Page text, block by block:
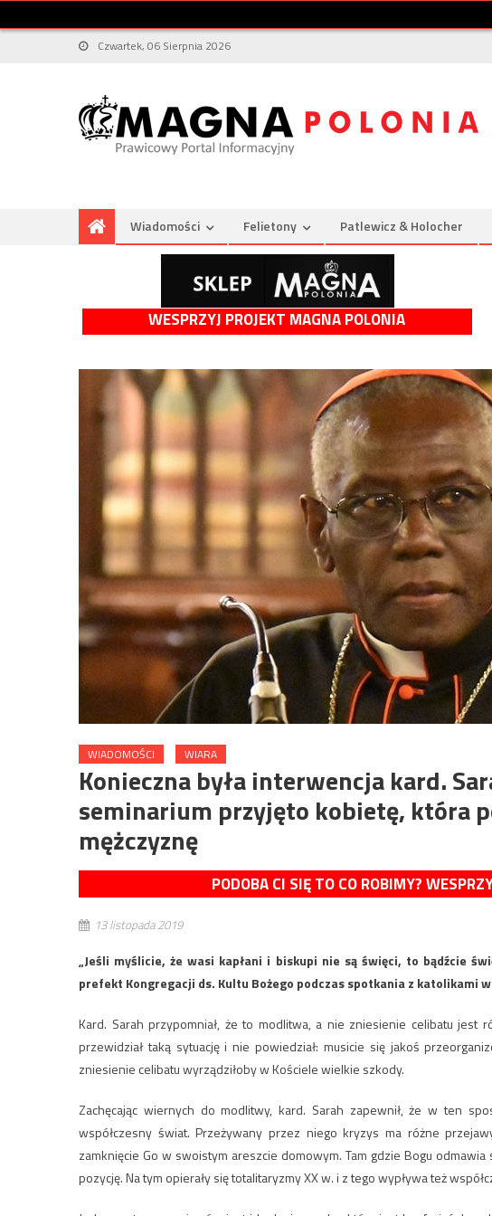
Czwartek, 06 Sierpnia 2026
Wiadomości Felietony Patlewicz & Holocher
WESPRZYJ PROJEKT MAGNA POLONIA
WIADOMOŚCI WIARA
Konieczna była interwencja kard.
seminarium przyjęto kobietę, która
mężczyznę
PODOBA CI SIĘ TO CO ROBIMY?
13 listopada 2019
„Jeśli myślicie, że wasi kapłani i biskupi nie są święci, to bądźcie
prefekt Kongregacji ds. Kultu Bożego podczas spotkania z katolikami
Kard. Sarah przypomniał, że to modlitwa, a nie zniesienie celibatu jest
przewidział taką sytuację i nie powiedział: musicie się jakoś
zniesienie celibatu wyrządziłoby w Kościele wielkie szkody.
Zachęcając wiernych do modlitwy, kard. Sarah zapewnił, że w ten
współczesny świat. Przeżywany przez niego kryzys ma różne
zamknięcie Go w swoistym areszcie domowym. Tam gdzie Bogu
pozycję. Na tym opierały się totalitaryzmy XX w. i z tego wypływa też